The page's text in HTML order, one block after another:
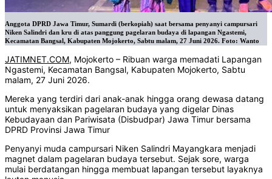
Anggota DPRD Jawa Timur, Sumardi (berkopiah) saat bersama penyanyi campursari
Niken Salindri dan kru di atas panggung pagelaran budaya di lapangan Ngastemi,
Kecamatan Bangsal, Kabupaten Mojokerto, Sabtu malam, 27 Juni 2026. Foto: Wanto
JATIMNET.COM, Mojokerto – Ribuan warga memadati Lapangan
Ngastemi, Kecamatan Bangsal, Kabupaten Mojokerto, Sabtu
malam, 27 Juni 2026.
Mereka yang terdiri dari anak-anak hingga orang dewasa datang
untuk menyaksikan pagelaran budaya yang digelar Dinas
Kebudayaan dan Pariwisata (Disbudpar) Jawa Timur bersama
DPRD Provinsi Jawa Timur
Penyanyi muda campursari Niken Salindri Mayangkara menjadi
magnet dalam pagelaran budaya tersebut. Sejak sore, warga
mulai berdatangan hingga membuat lapangan tersebut layaknya